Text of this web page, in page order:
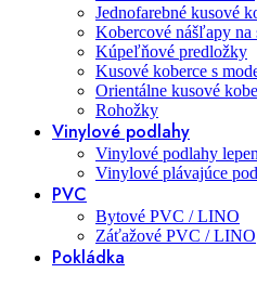
Jednofarebné kusové
Kobercové nášľapy na
Kúpeľňové predložky
Kusové koberce s
Orientálne kusové
Rohožky
Vinylové podlahy
Vinylové podlahy
Vinylové plávajúce
PVC
Bytové PVC / LINO
Záťažové PVC / LINO
Pokládka